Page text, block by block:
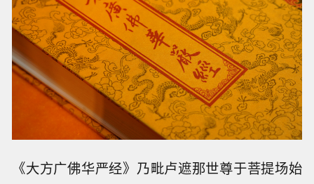
《大方广佛华严经》乃毗卢遮那世尊于菩提场始